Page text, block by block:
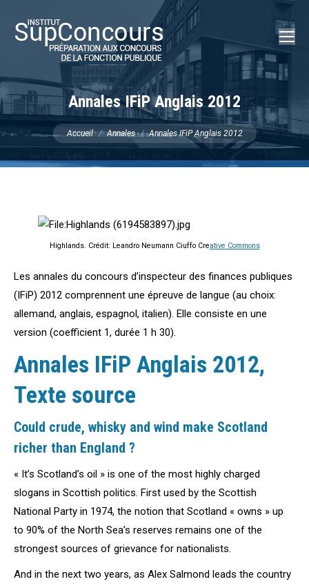
:
Annales IFiP Anglais 2012
Vous êtes ici :
Accueil Annales Annales IFiP Anglais 2012
Highlands. Crédit: Leandro Neumann Ciuffo Creative Commons
Les annales du concours d’inspecteur des finances publiques
(IFiP) 2012 comprennent une épreuve de langue (au choix:
allemand, anglais, espagnol, italien). Elle consiste en une
version (coefficient 1, durée 1 h 30).
Annales IFiP Anglais 2012,
Texte source
Could crude, whisky and wind make Scotland
richer than England ?
« It’s Scotland’s oil » is one of the most highly charged
slogans in Scottish politics. First used by the Scottish
National Party in 1974, the notion that Scotland « owns » up
to 90% of the North Sea’s reserves remains one of the
strongest sources of grievance for nationalists.
And in the next two years, as Alex Salmond leads the country